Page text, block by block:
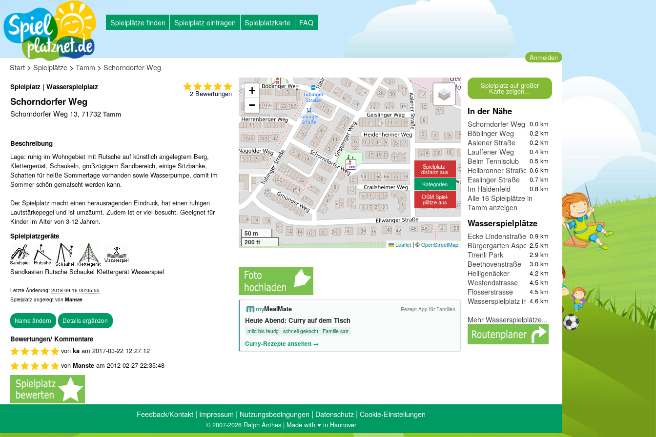
Spielplätze finden Spielplatz eintragen Spielplatzkarte FAQ
Anmelden
Start > Spielplätze > Tamm > Schorndorfer Weg
2Bewertungen
Spielplatz | Wasserspielplatz
Schorndorfer Weg
Schorndorfer Weg 13, 71732 Tamm
Beschreibung
Lage: ruhig im Wohngebiet mit Rutsche auf künstlich angelegtem Berg,
Klettergerüst, Schaukeln, großzügigem Sandbereich, einige Sitzbänke,
Schatten für heiße Sommertage vorhanden sowie Wasserpumpe, damit im
Sommer schön gematscht werden kann.
Der Spielplatz macht einen herausragenden Eindruck, hat einen ruhigen
Lautstärkepegel und ist umzäumt. Zudem ist er viel besucht. Geeignet für
Kinder im Alter von 3-12 Jahren.
Spielplatzgeräte
Sandkasten Rutsche Schaukel Klettergerät Wasserspiel
Letzte Änderung: 2018-09-16 00:05:55
Spielplatz angelegt von Manste
Bewertungen/ Kommentare
von ka am 2017-03-22 12:27:12
von Manste am 2012-02-27 22:35:48
+
−
50 m
200 ft
Leaflet |© OpenStreetMap
Spielplatz-
distanz aus
Kategorien
OSM Spiel-
plätze aus
myMealMate Rezept-App für Familien
Heute Abend: Curry auf dem Tisch
mild bis feurig schnell gekocht Familie satt
Curry-Rezepte ansehen →
Spielplatz auf großer
Karte zeigen...
In der Nähe
Schorndorfer Weg 0.0 km
Böblinger Weg 0.2 km
Aalener Straße 0.2 km
Lauffener Weg 0.4 km
Beim Tennisclub 0.5 km
Heilbronner Straße 0.6 km
Esslinger Straße 0.7 km
Im Häldenfeld 0.8 km
Alle 16 Spielplätze in
Tamm anzeigen
Wasserspielplätze
Ecke Lindenstraße, Brächterstraße
0.9 km
Bürgergarten Asperg2.5 km
Tirenli Park 2.9 km
Beethovenstraße 3.0 km
Heiligenäcker 4.2 km
Westendstrasse 4.5 km
Flösserstrasse 4.5 km
Wasserspielplatz im Blühenden Barock
4.6 km
Mehr Wasserspielplätze...
Feedback/Kontakt | Impressum | Nutzungsbedingungen | Datenschutz | Cookie-Einstellungen
© 2007-2026 Ralph Anthes | Made with ♥ in Hannover